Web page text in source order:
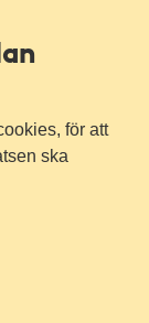
för att
ska